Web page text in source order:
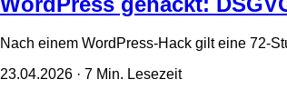
Nach einem WordPress-Hack gilt eine 72-
23.04.2026 · 7 Min. Lesezeit